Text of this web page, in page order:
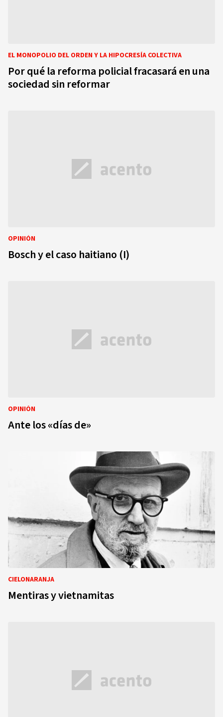
EL MONOPOLIO DEL ORDEN Y LA HIPOCRESÍA COLECTIVA
Por qué la reforma policial fracasará en una
sociedad sin reformar
OPINIÓN
Bosch y el caso haitiano (I)
OPINIÓN
Ante los «días de»
CIELONARANJA
Mentiras y vietnamitas